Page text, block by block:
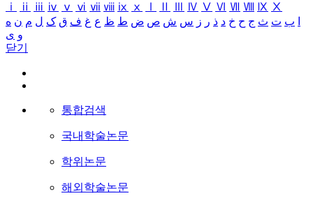
ⅰ
ⅱ ⅲ ⅳ ⅴ ⅵ ⅶ ⅷ ⅸ ⅹ Ⅳ Ⅴ Ⅵ Ⅶ Ⅷ Ⅸ Ⅹ
ب ت ث ج ح خ د ذ ر ز س ش ص ض ط ظ ع غ ف ق ک ل م ن ه
و ی
닫기
통합검색
국내학술논문
학위논문
해외학술논문